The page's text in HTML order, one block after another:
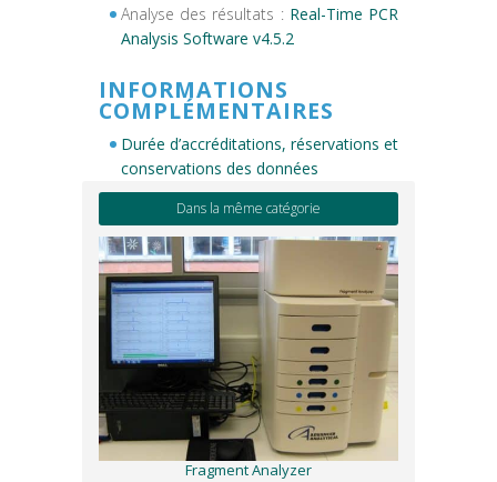
Analyse des résultats : Real-Time PCR
Analysis Software v4.5.2
INFORMATIONS
COMPLÉMENTAIRES
Durée d’accréditations, réservations et
conservations des données
Dans la même catégorie
Fragment Analyzer